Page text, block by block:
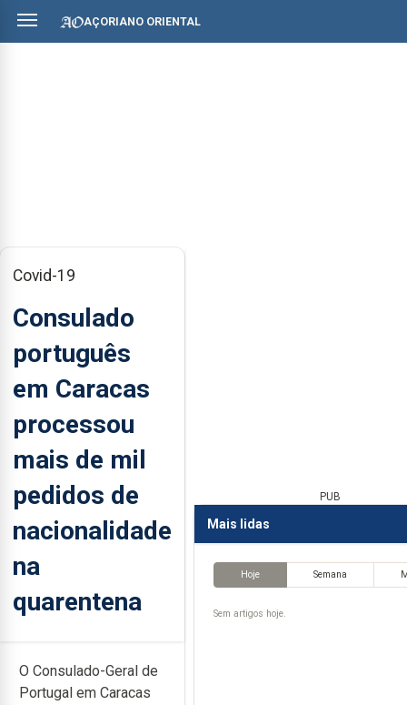
AÇORIANO ORIENTAL
Covid-19
Consulado
português
em Caracas
processou
mais de mil
pedidos de
nacionalidade
na
quarentena
O Consulado-Geral de
Portugal em Caracas
PUB
Mais lidas
Hoje Semana
Sem artigos hoje.